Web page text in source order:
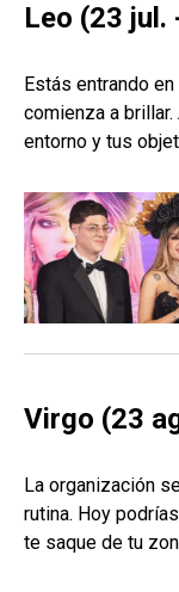
Leo (23 jul.
Estás entrando
comienza a
entorno y tus
Virgo (23
La organización
rutina. Hoy
te saque de tu